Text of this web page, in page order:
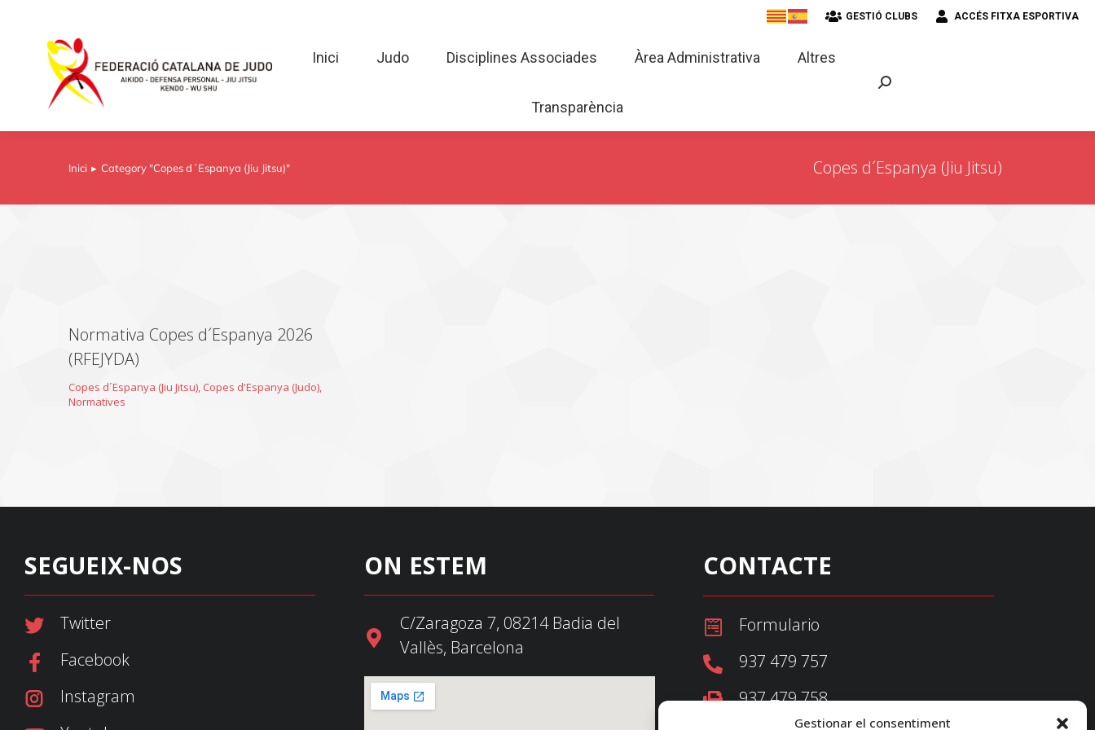
Gestionar el consentiment
GESTIÓ CLUBS ACCÉS FITXA ESPORTIVA
Inici Judo Disciplines Associades Àrea Administrativa Altres
Transparència
You are here:
Inici Category "Copes d´Espanya (Jiu Jitsu)" Copes d´Espanya (Jiu Jitsu)
Normativa Copes d´Espanya 2026
(RFEJYDA)
Copes d´Espanya (Jiu Jitsu), Copes d'Espanya (Judo),
Normatives
SEGUEIX-NOS
Twitter
Facebook
Instagram
ON ESTEM
C/Zaragoza 7, 08214 Badia del
Vallès, Barcelona
CONTACTE
Formulario
937 479 757
937 479 758
Àrea Administrativa Altres